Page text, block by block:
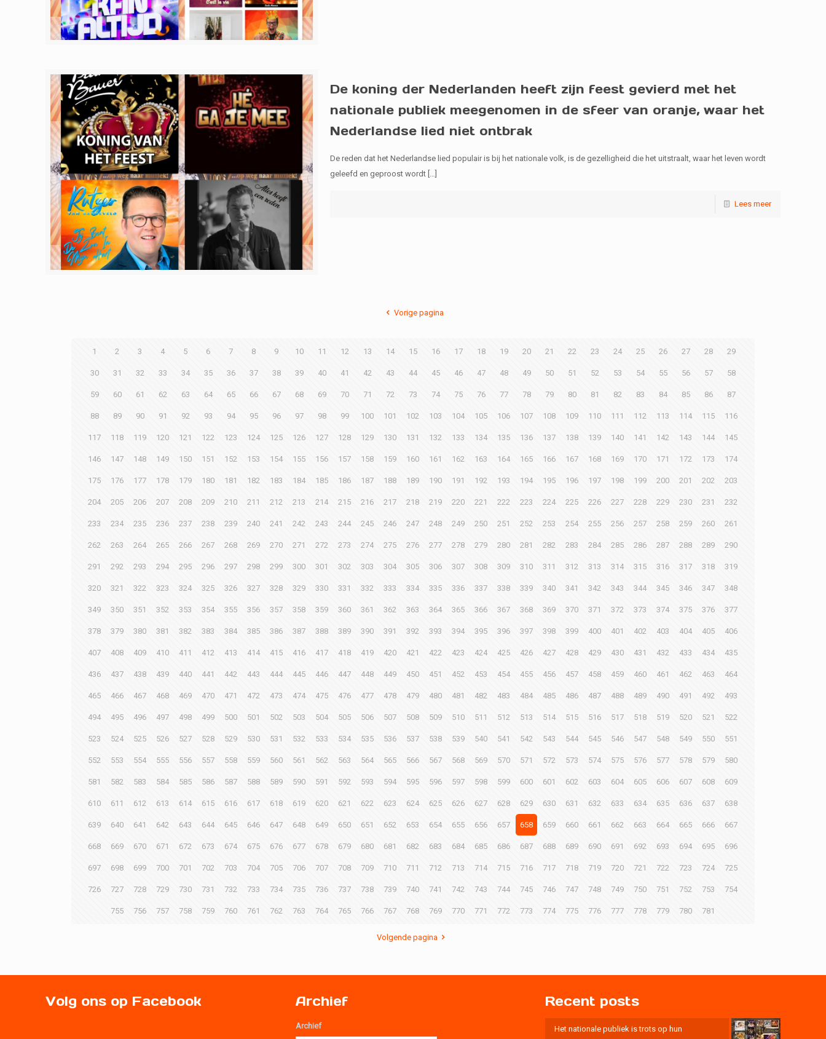
De koning der Nederlanden heeft zijn feest gevierd met het
nationale publiek meegenomen in de sfeer van oranje, waar het
Nederlandse lied niet ontbrak
De reden dat het Nederlandse lied populair is bij het nationale volk, is de gezelligheid die het uitstraalt, waar het leven wordt
geleefd en geproost wordt[…]
Lees meer
Vorige pagina
1 2 3 4 5 6 7 8 9 10 11 12 13 14 15 16 17 18 19 20 21 22 23 24 25 26 27 28 29
30 31 32 33 34 35 36 37 38 39 40 41 42 43 44 45 46 47 48 49 50 51 52 53 54 55 56 57 58
59 60 61 62 63 64 65 66 67 68 69 70 71 72 73 74 75 76 77 78 79 80 81 82 83 84 85 86 87
88 89 90 91 92 93 94 95 96 97 98 99 100 101 102 103 104 105 106 107 108 109 110 111 112 113 114 115 116
117 118 119 120 121 122 123 124 125 126 127 128 129 130 131 132 133 134 135 136 137 138 139 140 141 142 143 144 145
146 147 148 149 150 151 152 153 154 155 156 157 158 159 160 161 162 163 164 165 166 167 168 169 170 171 172 173 174
175 176 177 178 179 180 181 182 183 184 185 186 187 188 189 190 191 192 193 194 195 196 197 198 199 200 201 202 203
204 205 206 207 208 209 210 211 212 213 214 215 216 217 218 219 220 221 222 223 224 225 226 227 228 229 230 231 232
233 234 235 236 237 238 239 240 241 242 243 244 245 246 247 248 249 250 251 252 253 254 255 256 257 258 259 260 261
262 263 264 265 266 267 268 269 270 271 272 273 274 275 276 277 278 279 280 281 282 283 284 285 286 287 288 289 290
291 292 293 294 295 296 297 298 299 300 301 302 303 304 305 306 307 308 309 310 311 312 313 314 315 316 317 318 319
320 321 322 323 324 325 326 327 328 329 330 331 332 333 334 335 336 337 338 339 340 341 342 343 344 345 346 347 348
349 350 351 352 353 354 355 356 357 358 359 360 361 362 363 364 365 366 367 368 369 370 371 372 373 374 375 376 377
378 379 380 381 382 383 384 385 386 387 388 389 390 391 392 393 394 395 396 397 398 399 400 401 402 403 404 405 406
407 408 409 410 411 412 413 414 415 416 417 418 419 420 421 422 423 424 425 426 427 428 429 430 431 432 433 434 435
436 437 438 439 440 441 442 443 444 445 446 447 448 449 450 451 452 453 454 455 456 457 458 459 460 461 462 463 464
465 466 467 468 469 470 471 472 473 474 475 476 477 478 479 480 481 482 483 484 485 486 487 488 489 490 491 492 493
494 495 496 497 498 499 500 501 502 503 504 505 506 507 508 509 510 511 512 513 514 515 516 517 518 519 520 521 522
523 524 525 526 527 528 529 530 531 532 533 534 535 536 537 538 539 540 541 542 543 544 545 546 547 548 549 550 551
552 553 554 555 556 557 558 559 560 561 562 563 564 565 566 567 568 569 570 571 572 573 574 575 576 577 578 579 580
581 582 583 584 585 586 587 588 589 590 591 592 593 594 595 596 597 598 599 600 601 602 603 604 605 606 607 608 609
610 611 612 613 614 615 616 617 618 619 620 621 622 623 624 625 626 627 628 629 630 631 632 633 634 635 636 637 638
639 640 641 642 643 644 645 646 647 648 649 650 651 652 653 654 655 656 657 658 659 660 661 662 663 664 665 666 667
668 669 670 671 672 673 674 675 676 677 678 679 680 681 682 683 684 685 686 687 688 689 690 691 692 693 694 695 696
697 698 699 700 701 702 703 704 705 706 707 708 709 710 711 712 713 714 715 716 717 718 719 720 721 722 723 724 725
726 727 728 729 730 731 732 733 734 735 736 737 738 739 740 741 742 743 744 745 746 747 748 749 750 751 752 753 754
755 756 757 758 759 760 761 762 763 764 765 766 767 768 769 770 771 772 773 774 775 776 777 778 779 780 781
Volgende pagina
Volg ons op Facebook Archief
Archief
Recent posts
Het nationale publiek is trots op hun